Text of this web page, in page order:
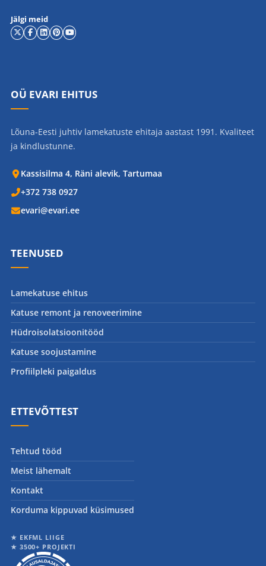
Jälgi meid
OÜ EVARI EHITUS
Lõuna-Eesti juhtiv lamekatuste ehitaja aastast 1991. Kvaliteet
ja kindlustunne.
Kassisilma 4, Räni alevik, Tartumaa
+372 738 0927
evari@evari.ee
TEENUSED
Lamekatuse ehitus
Katuse remont ja renoveerimine
Hüdroisolatsioonitööd
Katuse soojustamine
Profiilpleki paigaldus
ETTEVÕTTEST
Tehtud tööd
Meist lähemalt
Kontakt
Korduma kippuvad küsimused
★ EKFML LIIGE
★ 3500+ PROJEKTI